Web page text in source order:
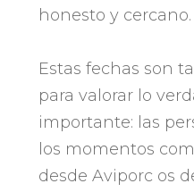
honesto y cercano.
Estas fechas son
para valorar lo
importante: las
los momentos
desde Aviporc os